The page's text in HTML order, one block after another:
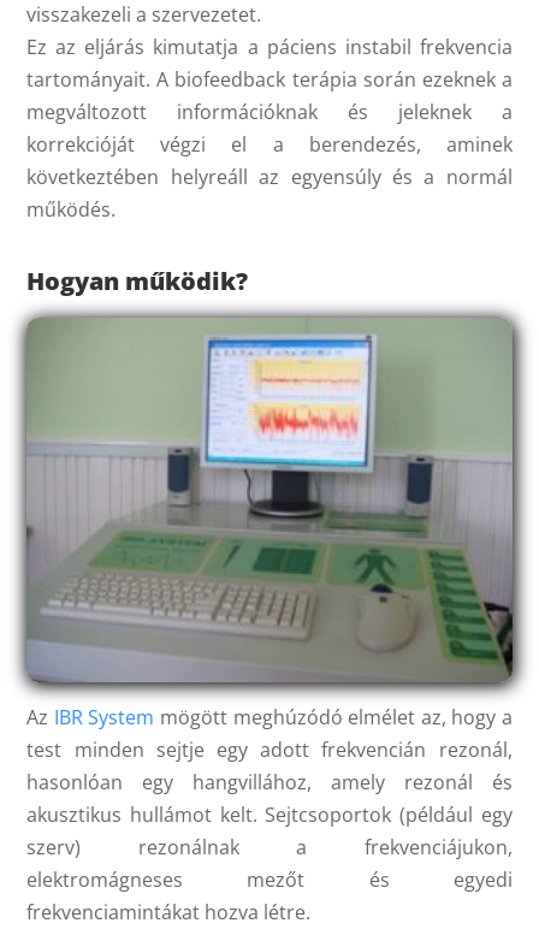
visszakezeli a szervezetet.
Ez az eljárás kimutatja a páciens instabil frekvencia
tartományait. A biofeedback terápia során ezeknek a
megváltozott információknak és jeleknek a
korrekcióját végzi el a berendezés, aminek
következtében helyreáll az egyensúly és a normál
működés.
Hogyan működik?
Az IBR System mögött meghúzódó elmélet az, hogy a
test minden sejtje egy adott frekvencián rezonál,
hasonlóan egy hangvillához, amely rezonál és
akusztikus hullámot kelt. Sejtcsoportok (például egy
szerv) rezonálnak a frekvenciájukon,
elektromágneses mezőt és egyedi
frekvenciamintákat hozva létre.